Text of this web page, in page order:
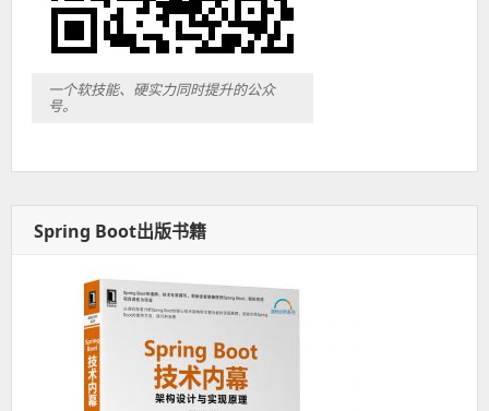
一个软技能、硬实力同时提升的公众
号。
Spring Boot出版书籍